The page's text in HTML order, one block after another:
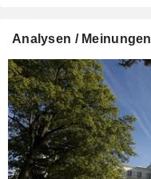
Analysen / Meinungen